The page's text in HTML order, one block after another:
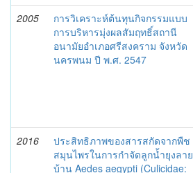
2005
การวิเคราะห์ต้นทุนกิจกรรมแบบ
การบริหารมุ่งผลสัมฤทธิ์สถานี
อนามัยอำเภอศรีสงคราม จังหวัด
นครพนม ปี พ.ศ. 2547
2016
ประสิทธิภาพของสารสกัดจากพืช
สมุนไพรในการกำจัดลูกน้ำยุงลาย
บ้าน Aedes aegypti (Culicidae: